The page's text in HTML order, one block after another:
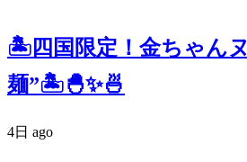
🏝四国限定！金ちゃん
麺”🏝🐣✨🍜
4日 ago